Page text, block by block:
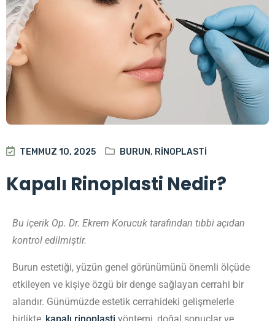
TEMMUZ 10, 2025 BURUN, RINOPLASTI
Kapalı Rinoplasti Nedir?
Bu içerik Op. Dr. Ekrem Korucuk tarafından tıbbi açıdan
kontrol edilmiştir.
Burun estetiği, yüzün genel görünümünü önemli ölçüde
etkileyen ve kişiye özgü bir denge sağlayan cerrahi bir
alandır. Günümüzde estetik cerrahideki gelişmelerle
birlikte, kapalı rinoplasti yöntemi, doğal sonuçlar ve